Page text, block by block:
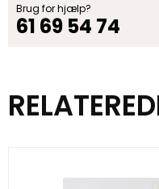
Brug for hjælp?
61 69 54 74